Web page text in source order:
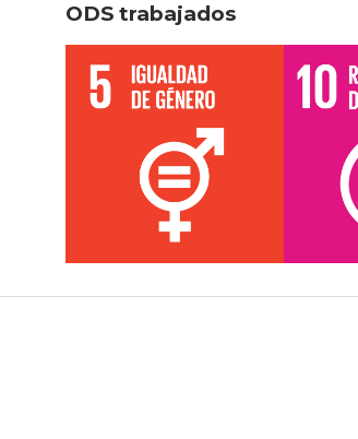
ODS trabajados